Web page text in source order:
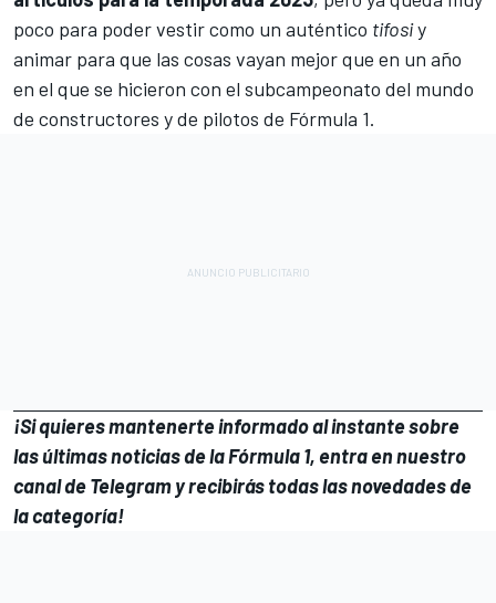
poco para poder vestir como un auténtico tifosiy
animar para que las cosas vayan mejor que en un año
en el que se hicieron con el subcampeonato del mundo
de constructores y de pilotos de Fórmula 1.
¡Si quieres mantenerte informado al instante sobre
las últimas noticias de la Fórmula 1, entra ennuestro
canal de Telegramy recibirás todas las novedades de
la categoría!